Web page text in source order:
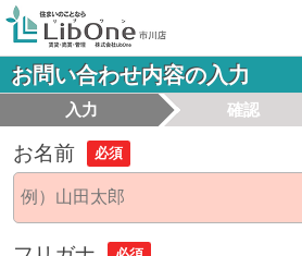
お問い合わせ内容の入力
入力 確認
お名前 必須